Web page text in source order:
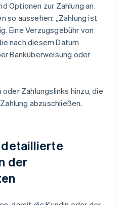
Optionen zur Zahlung an.
so aussehen: „Zahlung ist
Eine Verzugsgebühr von
nach diesem Datum
Banküberweisung oder
oder Zahlungslinks hinzu, die
abzuschließen.
detaillierte
der